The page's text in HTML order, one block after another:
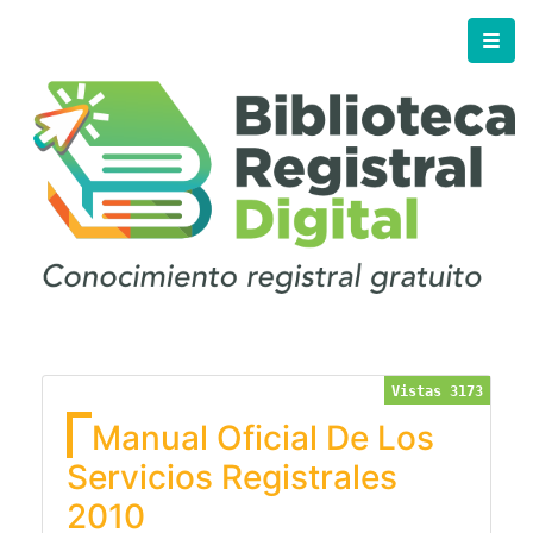
Vistas 3173
Manual Oficial De Los
Servicios Registrales
2010